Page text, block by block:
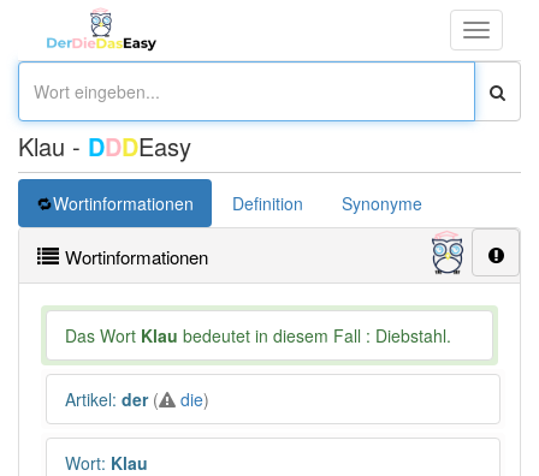
Toggle
Klau - DDDEasy
Wortinformationen Definition Synonyme
Wortinformationen
Das Wort Klau bedeutet in diesem Fall : Diebstahl.
Artikel: der ( die)
Wort: Klau